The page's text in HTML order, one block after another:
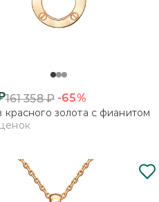
161 358₽ -65%
красного золота с фианитом